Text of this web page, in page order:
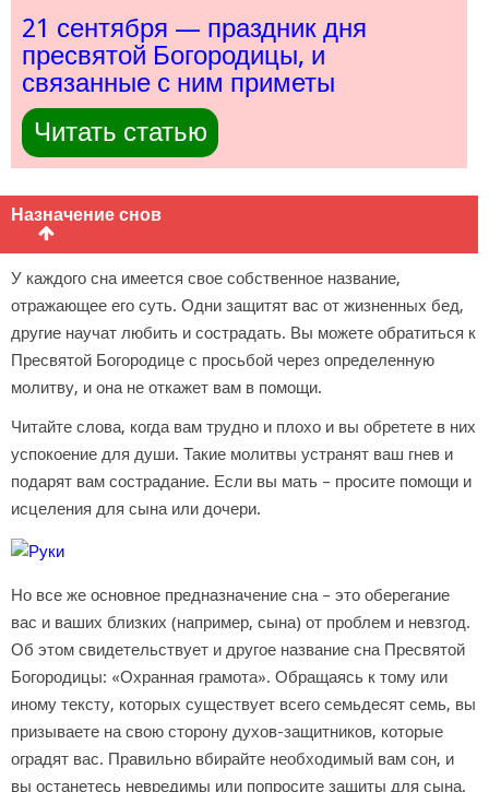
21 сентября — праздник дня
пресвятой Богородицы, и
связанные с ним приметы
Читать статью
Назначение снов
У каждого сна имеется свое собственное название,
отражающее его суть. Одни защитят вас от жизненных бед,
другие научат любить и сострадать. Вы можете обратиться к
Пресвятой Богородице с просьбой через определенную
молитву, и она не откажет вам в помощи.
Читайте слова, когда вам трудно и плохо и вы обретете в них
успокоение для души. Такие молитвы устранят ваш гнев и
подарят вам сострадание. Если вы мать – просите помощи и
исцеления для сына или дочери.
Но все же основное предназначение сна – это оберегание
вас и ваших близких (например, сына) от проблем и невзгод.
Об этом свидетельствует и другое название сна Пресвятой
Богородицы: «Охранная грамота». Обращаясь к тому или
иному тексту, которых существует всего семьдесят семь, вы
призываете на свою сторону духов-защитников, которые
оградят вас. Правильно вбирайте необходимый вам сон, и
вы останетесь невредимы или попросите защиты для сына.